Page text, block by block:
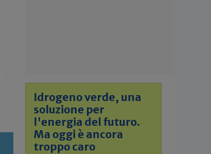
Idrogeno verde, una
soluzione per
l'energia del futuro.
Ma oggi è ancora
troppo caro